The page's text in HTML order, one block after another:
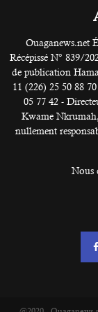
Ouaganews.net
Récépissé N° 839/
de publication
11 (226) 25 50 88
05 77 42 -
Kwame
nullement
Nous